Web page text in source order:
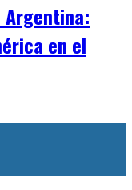
Argentina:
en el